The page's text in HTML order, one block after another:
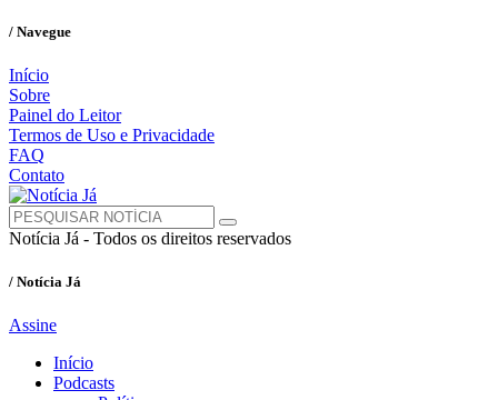
/ Navegue
Início
Sobre
Painel do Leitor
Termos de Uso e Privacidade
FAQ
Contato
Notícia Já - Todos os direitos reservados
/ Notícia Já
Assine
Início
Podcasts